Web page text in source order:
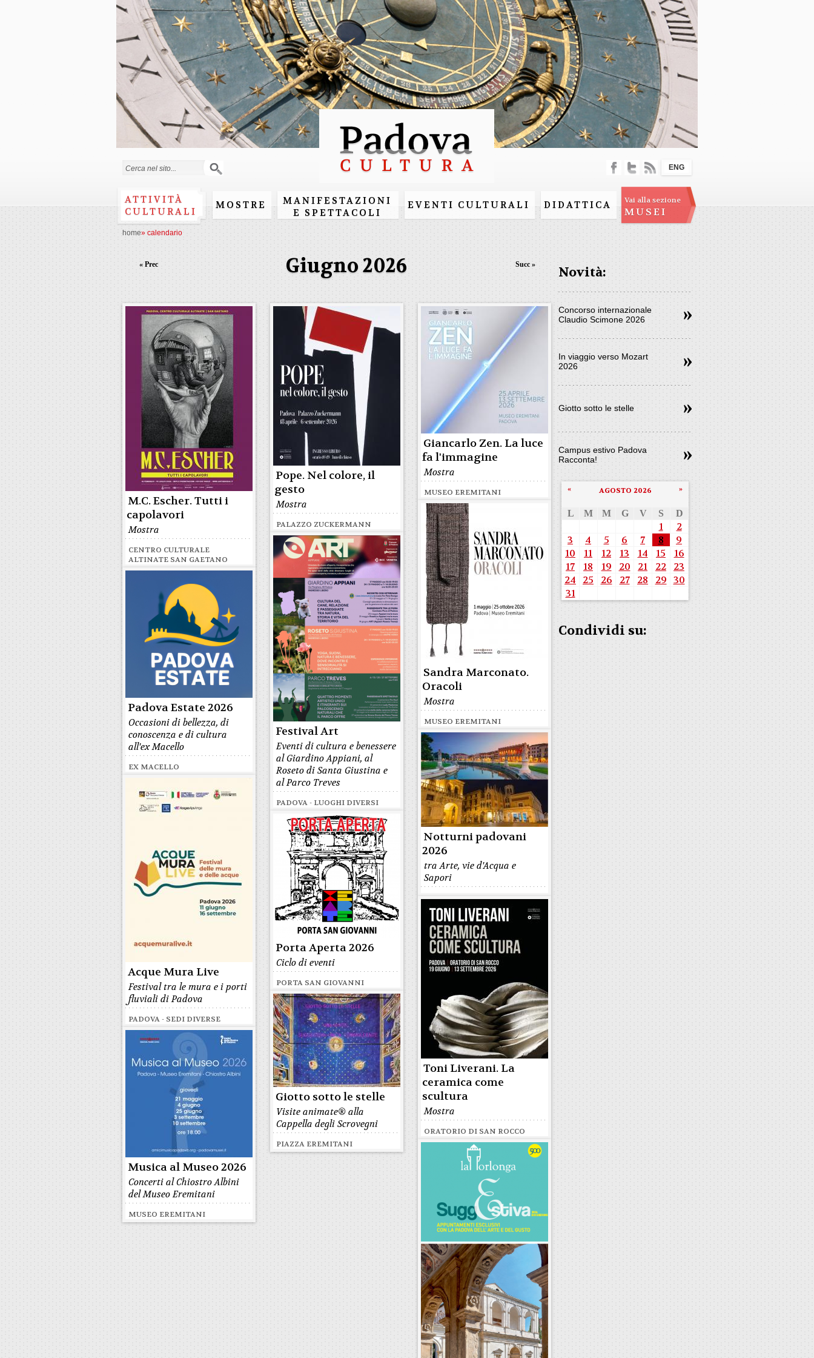
Salta al
contenuto
principale
Form di ricerca
ATTIVITÀ
CULTURALI
MOSTRE
MANIFESTAZIONI
E SPETTACOLI
EVENTI CULTURALI DIDATTICA Vai alla sezione
MUSEI
ENG
home» calendario
Giugno 2026
« Prec Succ »
M.C. Escher. Tutti i
capolavori
Mostra
CENTRO CULTURALE
ALTINATE SAN GAETANO
Pope. Nel colore, il
gesto
Mostra
PALAZZO ZUCKERMANN
Giancarlo Zen. La luce
fa l'immagine
Mostra
MUSEO EREMITANI
Sandra Marconato.
Oracoli
Mostra
MUSEO EREMITANI
Festival Art
Eventi di cultura e benessere
al Giardino Appiani, al
Roseto di Santa Giustina e
al Parco Treves
PADOVA - LUOGHI DIVERSI
Padova Estate 2026
Occasioni di bellezza, di
conoscenza e di cultura
all'ex Macello
EX MACELLO
Notturni padovani
2026
tra Arte, vie d'Acqua e
Sapori
Acque Mura Live
Festival tra le mura e i porti
fluviali di Padova
PADOVA - SEDI DIVERSE
Porta Aperta 2026
Ciclo di eventi
PORTA SAN GIOVANNI
Toni Liverani. La
ceramica come
scultura
Mostra
ORATORIO DI SAN ROCCO
Giotto sotto le stelle
Visite animate® alla
Cappella degli Scrovegni
PIAZZA EREMITANI
Musica al Museo 2026
Concerti al Chiostro Albini
del Museo Eremitani
MUSEO EREMITANI
Novità:
Concorso internazionale
Claudio Scimone 2026
In viaggio verso Mozart
2026
Giotto sotto le stelle
Campus estivo Padova
Racconta!
AGOSTO 2026
« »
L M M G V S D
1
2
3
4 5 6 7 8
9
10
11 12 13 14 15
16
17
18 19 20 21 22
23
24
25 26 27 28 29 30
31
Condividi su: